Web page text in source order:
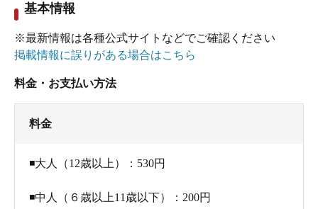
基本情報
※最新情報は各種公式サイトなどでご確認ください
掲載情報に誤りがある場合はこちら
料金・お支払い方法
料金
◾️大人（12歳以上）：530円
◾️中人（６歳以上11歳以下）：200円